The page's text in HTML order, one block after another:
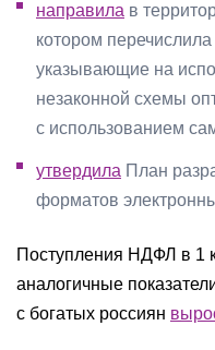
направила в
котором
указывающие на
незаконной схемы
с использованием
утвердила План
форматов
Поступления НДФЛ в 1
аналогичные
с богатых россиян